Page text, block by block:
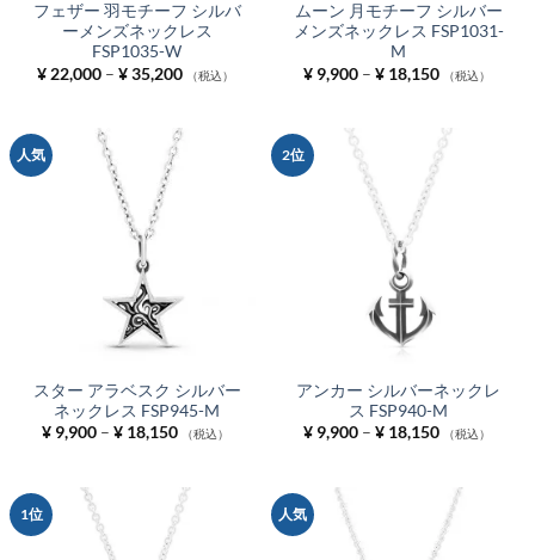
フェザー 羽モチーフ シルバ
ーメンズネックレス
FSP1035-W
¥22,000 – ¥35,200価
格
–
（税込）
ムーン 月モチーフ シルバー
メンズネックレス FSP1031-
M
¥9,900 – ¥18,150価
格
–
¥ 18,150
（税込）
人気
スター アラベスク シルバー
ネックレス FSP945-M
¥9,900 – ¥18,150価
格
–
¥ 18,150
（税込）
2位
アンカー シルバーネックレ
ス FSP940-M
¥9,900 – ¥18,150価
格
¥ 18,150
（税込）
1位 人気